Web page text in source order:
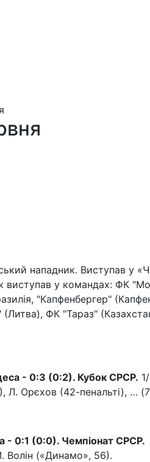
нападник. Виступав у
виступав у командах: ФК
"Капфенбергер"
ФК "Тараз"
- 0:3 (0:2). Кубок СРСР.
Л. Орєхов (42-пенальті), …
- 0:1 (0:0). Чемпіонат СРСР.
Волін («Динамо», 56).